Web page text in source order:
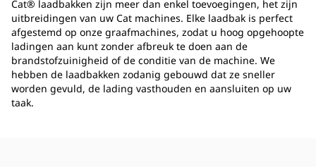
Cat® laadbakken zijn meer dan enkel toevoegingen, het zijn
uitbreidingen van uw Cat machines. Elke laadbak is perfect
afgestemd op onze graafmachines, zodat u hoog opgehoopte
ladingen aan kunt zonder afbreuk te doen aan de
brandstofzuinigheid of de conditie van de machine. We
hebben de laadbakken zodanig gebouwd dat ze sneller
worden gevuld, de lading vasthouden en aansluiten op uw
taak.